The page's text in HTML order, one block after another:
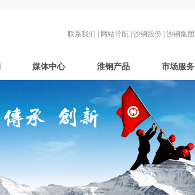
联系我们 网站导航 沙钢股份 沙钢集团
媒体中心 淮钢产品 市场服务